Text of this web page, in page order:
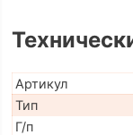
Артикул
Тип
Г/п